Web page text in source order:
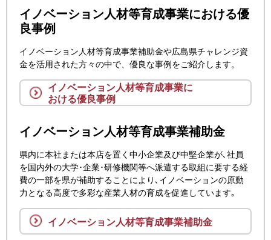
イノベーション人材等育成事業における優
良事例
イノベーション人材等育成事業補助金や広島県チャレンジ資
金を活用された方々の中で、優良な事例をご紹介します。
イノベーション人材等育成事業に
おける優良事例
イノベーション人材等育成事業補助金
県内に本社または本店を置く中小企業及び中堅企業が､社員
を国内外の大学･企業･研修機関等へ派遣する取組に要する経
費の一部を県が補助することにより､イノベーションの原動
力となる高度で多彩な産業人材の育成を促進しています｡
イノベーション人材等育成事業補助金